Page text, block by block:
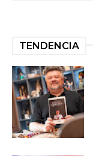
TENDENCIA